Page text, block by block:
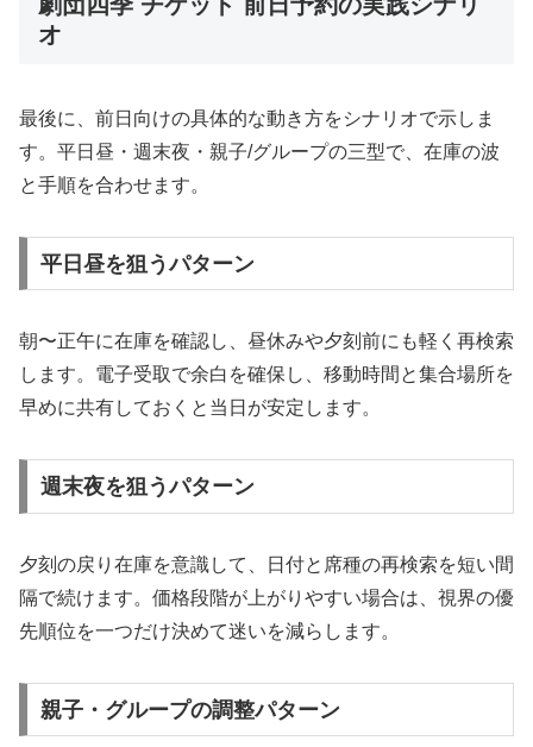
オ
最後に、前日向けの具体的な動き方をシナリオで示しま
す。平日昼・週末夜・親子/グループの三型で、在庫の波
と手順を合わせます。
平日昼を狙うパターン
朝〜正午に在庫を確認し、昼休みや夕刻前にも軽く再検索
します。電子受取で余白を確保し、移動時間と集合場所を
早めに共有しておくと当日が安定します。
週末夜を狙うパターン
夕刻の戻り在庫を意識して、日付と席種の再検索を短い間
隔で続けます。価格段階が上がりやすい場合は、視界の優
先順位を一つだけ決めて迷いを減らします。
親子・グループの調整パターン